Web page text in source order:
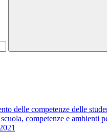
delle competenze delle
competenze e ambienti